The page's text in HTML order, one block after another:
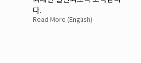
다.
Read More (English)